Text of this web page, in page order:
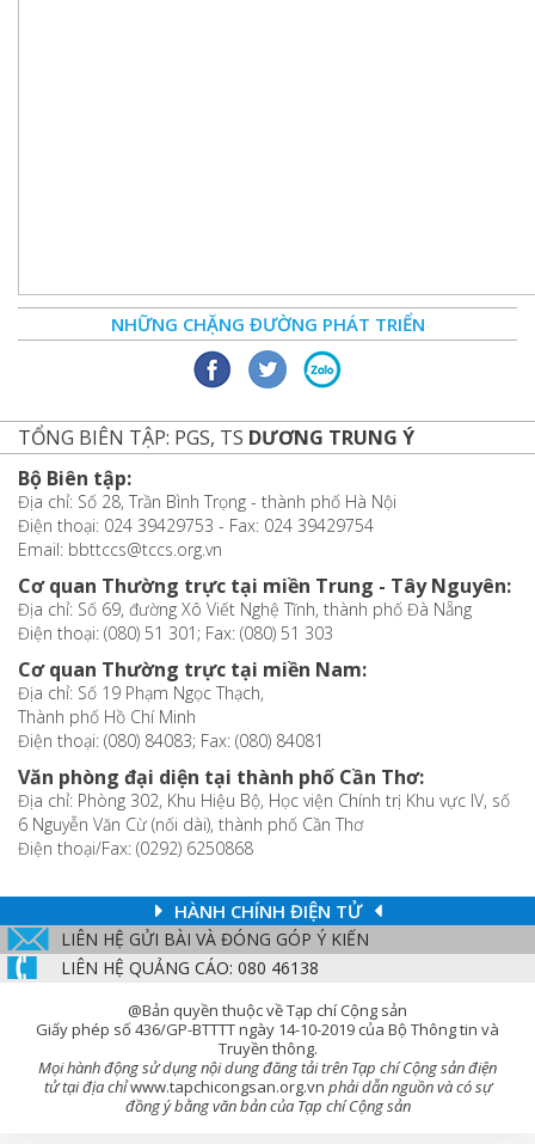
NHỮNG CHẶNG ĐƯỜNG PHÁT TRIỂN
TỔNG BIÊN TẬP: PGS, TS DƯƠNG TRUNG Ý
Bộ Biên tập:
Địa chỉ: Số 28, Trần Bình Trọng - thành phố Hà Nội
Điện thoại: 024 39429753 - Fax: 024 39429754
Email: bbttccs@tccs.org.vn
Cơ quan Thường trực tại miền Trung - Tây Nguyên:
Địa chỉ: Số 69, đường Xô Viết Nghệ Tĩnh, thành phố Đà Nẵng
Điện thoại: (080) 51 301; Fax: (080) 51 303
Cơ quan Thường trực tại miền Nam:
Địa chỉ: Số 19 Phạm Ngọc Thạch,
Thành phố Hồ Chí Minh
Điện thoại: (080) 84083; Fax: (080) 84081
Văn phòng đại diện tại thành phố Cần Thơ:
Địa chỉ: Phòng 302, Khu Hiệu Bộ, Học viện Chính trị Khu vực IV, số
6 Nguyễn Văn Cừ (nối dài), thành phố Cần Thơ
Điện thoại/Fax: (0292) 6250868
HÀNH CHÍNH ĐIỆN TỬ
LIÊN HỆ GỬI BÀI VÀ ĐÓNG GÓP Ý KIẾN
LIÊN HỆ QUẢNG CÁO: 080 46138
@Bản quyền thuộc về Tạp chí Cộng sản
Giấy phép số 436/GP-BTTTT ngày 14-10-2019 của Bộ Thông tin và
Truyền thông.
Mọi hành động sử dụng nội dung đăng tải trên Tạp chí Cộng sản điện
tử tại địa chỉwww.tapchicongsan.org.vn phải dẫn nguồn và có sự
đồng ý bằng văn bản của Tạp chí Cộng sản